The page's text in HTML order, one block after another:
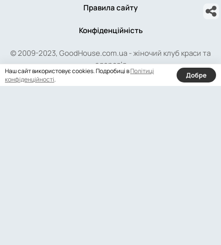
© 2009-2023, GoodHouse.com.ua - жіночий клуб краси та
здоров'я
Правила сайту
Конфіденційність
Наш сайт використовує cookies. Подробиці вПолітиці
конфіденційності. Добре